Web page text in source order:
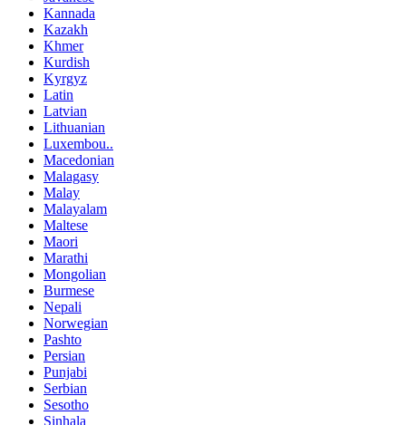
Kannada
Kazakh
Khmer
Kurdish
Kyrgyz
Latin
Latvian
Lithuanian
Luxembou..
Macedonian
Malagasy
Malay
Malayalam
Maltese
Maori
Marathi
Mongolian
Burmese
Nepali
Norwegian
Pashto
Persian
Punjabi
Serbian
Sesotho
Sinhala